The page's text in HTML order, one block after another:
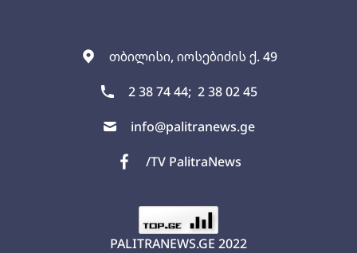
თბილისი, იოსებიძის ქ. 49
2 38 74 44; 2 38 02 45
info@palitranews.ge
/TV PalitraNews
PALITRANEWS.GE 2022